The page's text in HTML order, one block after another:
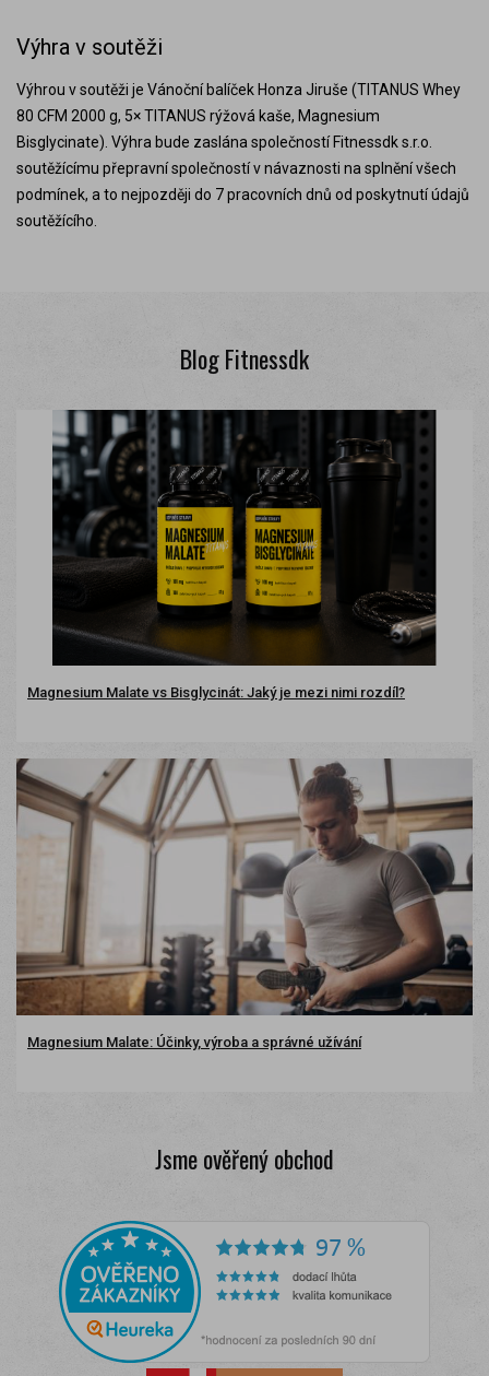
Výhra v soutěži
Výhrou v soutěži je Vánoční balíček Honza Jiruše (TITANUS Whey
80 CFM 2000 g, 5× TITANUS rýžová kaše, Magnesium
Bisglycinate). Výhra bude zaslána společností Fitnessdk s.r.o.
soutěžícímu přepravní společností v návaznosti na splnění všech
podmínek, a to nejpozději do 7 pracovních dnů od poskytnutí údajů
soutěžícího.
Blog Fitnessdk
Magnesium Malate vs Bisglycinát: Jaký je mezi nimi rozdíl?
Magnesium Malate: Účinky, výroba a správné užívání
Jsme ověřený obchod